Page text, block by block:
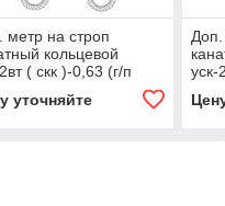
метр на строп
кольцевой
( скк )-0,63 (г/п
тн, мин. длина 1 м) 1,
уточняйте
Доп.
уск-
2.5,